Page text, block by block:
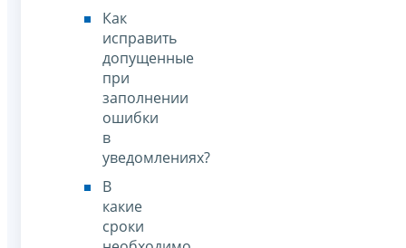
Как
исправить
допущенные
при
заполнении
ошибки
в
уведомлениях?
В
какие
сроки